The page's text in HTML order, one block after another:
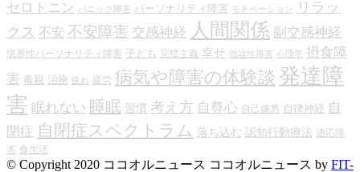
セロトニン パニック障害 パーソナリティ障害 モチベーション
リラッ
クス 不安 不安障害 交感神経 人間関係 副交感神経
境界性パーソナリティ障害 子ども 完璧主義 幸せ 強迫性障害 心理学 摂食障
害 毒親 治療 疲れ 疲労 病気や障害の体験談 発達障
害 眠れない 睡眠 習慣 考え方 自尊心 自己嫌悪 自律神経 自
閉症 自閉症スペクトラム 落ち込む 認知行動療法 適応障
害 食生活
© Copyright 2020 ココオルニュース ココオルニュース by FIT-